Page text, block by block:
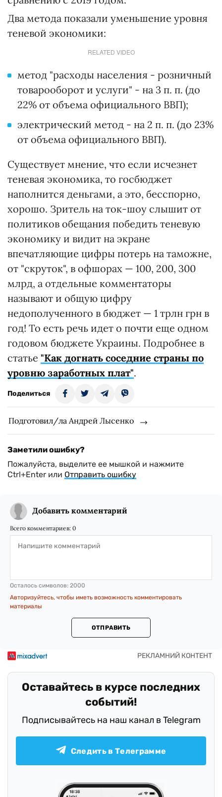
Два метода показали уменьшение уровня
теневой экономики:
RELATED VIDEO
метод "расходы населения - розничный
товарооборот и услуги" - на 3 п. п. (до
22% от объема официального ВВП);
электрический метод - на 2 п. п. (до 23%
от объема официального ВВП).
Существует мнение, что если исчезнет
теневая экономика, то госбюджет
наполнится деньгами, а это, бесспорно,
хорошо. Зритель на ток-шоу слышит от
политиков обещания победить теневую
экономику и видит на экране
впечатляющие цифры потерь на таможне,
от "скруток", в офшорах — 100, 200, 300
млрд, а отдельные комментаторы
называют и общую цифру
недополученного в бюджет — 1 трлн грн в
год! То есть речь идет о почти еще одном
годовом бюджете Украины. Подробнее в
статье "Как догнать соседние страны по
уровню заработных плат".
Поделиться
Подготовил/ла Андрей Лысенко
Заметили ошибку?
Пожалуйста, выделите ее мышкой и нажмите
Ctrl+Enter или Отправить ошибку
Добавить комментарий
Всего комментариев: 0
Осталось символов: 2000
Авторизуйтесь, чтобы иметь возможность комментировать
материалы
ОТПРАВИТЬ
Оставайтесь в курсе последних
событий!
Подписывайтесь на наш канал в Telegram
Следить в Телеграмме